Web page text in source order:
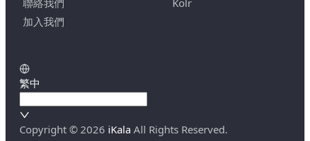
聯絡我們
加入我們
Kolr
繁中
Copyright © 2026 iKala All Rights Reserved.